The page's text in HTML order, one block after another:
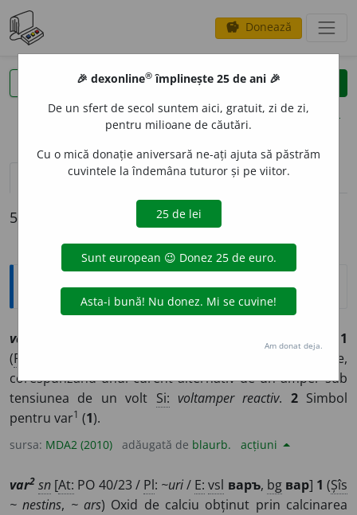
savings Donează
clear
opțiuni
definiții (5) declinări pronunțievolume_up(50)
5 definiții pentru
Explicative DEX
var
1
(Fiz
) Unitate de măsură a puterii electrice reactive,
corespunzând unui curent alternativ de un amper sub
tensiunea de un volt Si: voltamper reactiv. 2Simbol
pentru var1 (1).
sursa: MDA2 (2010) adăugată de blaurb. acțiuni
var2 sn [At: PO 40/23 / Pl: ~uri/ E: vsl варъ, bg вар] 1 (Șîs
~ nestins, ~ ars) Oxid de calciu obținut prin calcinarea
🎉 dexonline® împlinește 25 de ani 🎉
De un sfert de secol suntem aici, gratuit, zi de zi,
pentru milioane de căutări.
Cu o mică donație aniversară ne-ați ajuta să păstrăm
cuvintele la îndemâna tuturor și pe viitor.
Am donat deja.